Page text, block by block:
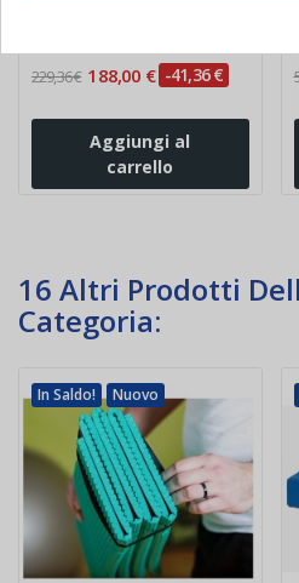
229,36 € 188,00 € -41,36 €
Aggiungi al
carrello
16 Altri Prodotti
Categoria:
In Saldo! Nuovo